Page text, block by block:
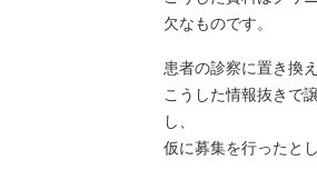
欠なものです。
患者の診察に置き換
こうした情報抜きで
し、
仮に募集を行ったと